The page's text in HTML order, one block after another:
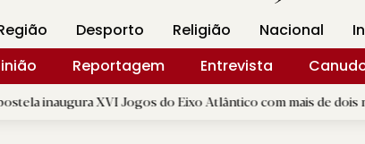
Desporto Religião Nacional
Reportagem Entrevista
XVI Jogos do Eixo Atlântico com mais de dois mil atletas |